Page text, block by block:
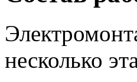
несколько